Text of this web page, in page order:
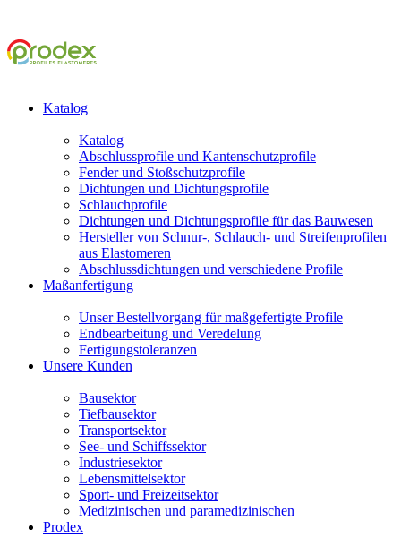
Katalog
Katalog
Abschlussprofile und Kantenschutzprofile
Fender und Stoßschutzprofile
Dichtungen und Dichtungsprofile
Schlauchprofile
Dichtungen und Dichtungsprofile für das Bauwesen
Hersteller von Schnur-, Schlauch- und Streifenprofilen
aus Elastomeren
Abschlussdichtungen und verschiedene Profile
Maßanfertigung
Unser Bestellvorgang für maßgefertigte Profile
Endbearbeitung und Veredelung
Fertigungstoleranzen
Unsere Kunden
Bausektor
Tiefbausektor
Transportsektor
See- und Schiffssektor
Industriesektor
Lebensmittelsektor
Sport- und Freizeitsektor
Medizinischen und paramedizinischen
Prodex